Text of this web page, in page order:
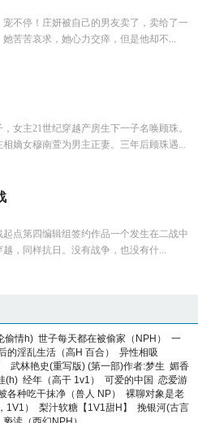
宠不停！庄妍被自己的男友卖了，卖给了一
苦苦哀求，她心力交瘁，但是他却不...
女主21世纪穿越产房生下一子名唤顾珠。
嫡女穆南萱为男主正妻。三年后顾珠遇...
点第四编辑组签约作品一个发生在二战中
，同样抗日。没有战争，也没有什...
偷情h) 世子每天都在被偷家（NPH）
一
的淫乱生活（高H 百合）
异性相吸
武林艳史(重写版) (第一部)作者:梦生 媚香
(h) 经年（高干 1v1） 可爱的中国 恋爱游
各种吃干抹净（兽人 NP）
裸聊对象是老
1V1） 梨汁软糖【1V1甜H】
挽银河(古言